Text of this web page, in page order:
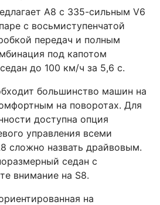
A8 с 335-сильным V6
с восьмиступенчатой
передач и полным
под капотом
до 100 км/ч за 5,6 с.
большинство машин на
на поворотах. Для
доступна опция
управления всеми
сложно назвать драйвовым.
седан с
внимание на S8.
на